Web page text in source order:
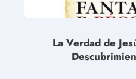
La Verdad de